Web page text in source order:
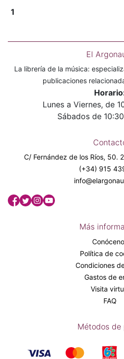
1
El
La librería de la música:
publicaciones
Lunes a Viernes, de
Sábados de
C/ Fernández de los Ríos, 50.
(+34) 915
Más
Política de
Condiciones
Gastos de
Visita
FAQ
Métodos de